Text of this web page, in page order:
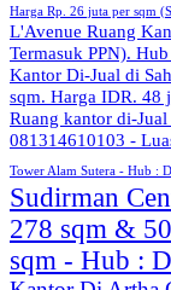
Harga Rp. 26 juta per sqm
L'Avenue Ruang
Termasuk PPN).
Kantor Di-Jual di
sqm. Harga IDR. 48
Ruang kantor di-
081314610103 -
Tower Alam Sutera - Hub :
Sudirman
278 sqm &
sqm - Hub :